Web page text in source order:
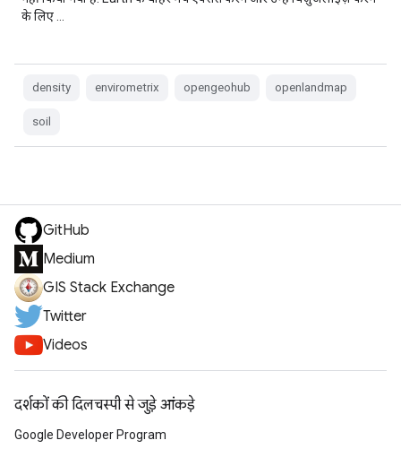
के लिए …
density envirometrix opengeohub openlandmap
soil
GitHub
Medium
GIS Stack Exchange
Twitter
Videos
दर्शकों की दिलचस्पी से जुड़े आंकड़े
Google Developer Program